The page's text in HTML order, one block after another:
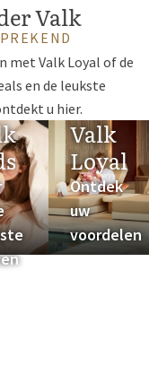
Valk
met Valk Loyal of de
en de leukste
u hier.
Valk
Loyal
Ontdek
uw
voordelen